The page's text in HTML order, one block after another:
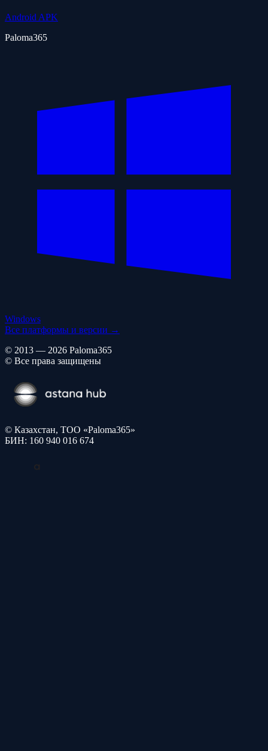
Android APK
Paloma365
Windows
Все платформы и версии →
© 2013 — 2026 Paloma365
© Все права защищены
© Казахстан, ТОО «Paloma365»
БИН: 160 940 016 674